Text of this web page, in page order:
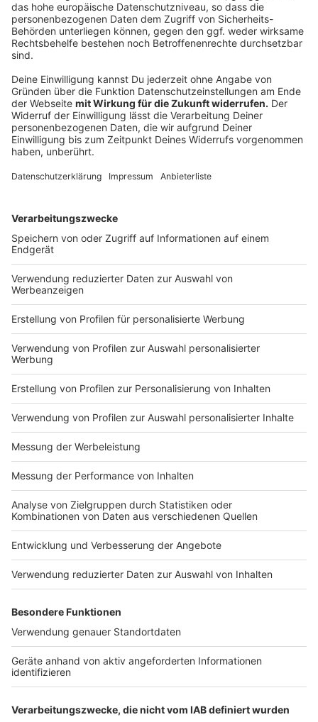
Anzeige
Neben der Champions League wird ab dem 6. August
auch dieEuropa Leaguefortgesetzt. Der zweite
europäische Wettbewerb findet bei uns in Nordrhein-
Westfalen statt. Die Stadien wurden auch schon
benannt. Gespielt wirdin Düsseldorf, in Duisburg, in
Gelsenkirchen und in Köln. Mit dabei sind auch noch
Eintracht Frankfurt und der VfL Wolfsburg
gegen Glasgow Rangers mit 3:1 gewonnen, Wolfsburg
1:2 gegen Shakthar Donezk verloren. Frankfurt
unterlag Basel sogar mit 0:3.
Anzeige
DasHygienekonzept der Champions League gilt
ebenfalls für die Europa League. Die Teams verteilen
sich dabei nicht nur auf eine Stadt, sondern auf
mehrere. Von den vier Spielorten finden diemeisten
Partien in Kölnstatt. Duisburghat beispielsweise
nur ein Viertelfinale. Schon ein paar Achtelfinalpartien
finden in Deutschland statt. Das sind die Spiele, in
denen im März noch nicht einmal das Hinrundenmatch
ausgetragen werden konnte.
Anzeige
Zu den Favoriten zählt nebenInter Mailand
Manchester UnitedauchBayer Leverkusen.Die
Werkself trifft wohl im Viertelfinale auf Inter.
Wolfsburg und Frankfurt würden sich im Viertelfinale
duellieren. Übertragen werden einzelne Partien im
Free-TV aufRTL. Ansonsten gibt es bei
Spiele live.